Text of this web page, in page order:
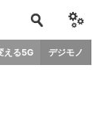
える5G デジモノ